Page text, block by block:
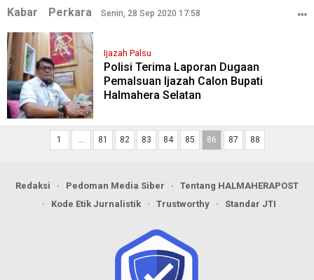
Kabar Perkara Senin, 28 Sep 2020 17:58
Ijazah Palsu
Polisi Terima Laporan Dugaan
Pemalsuan Ijazah Calon Bupati
Halmahera Selatan
1 81 82 83 84 85 86 87 88
Redaksi Pedoman Media Siber
Tentang HALMAHERAPOST
Kode Etik Jurnalistik
Trustworthy Standar JTI